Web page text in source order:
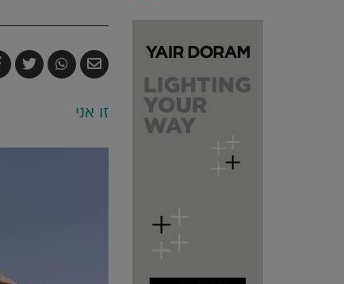
שלח
בדואר
שתף
ב-
צייץ
ב-
זו אני